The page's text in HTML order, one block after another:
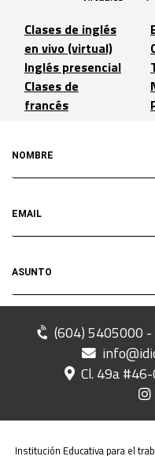
Clases de inglés
en vivo (virtual)
Inglés presencial
Clases de
francés
(604) 5405000 -
Cl. 49a
Institución Educativa para el